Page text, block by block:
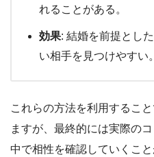
れることがある。
効果: 結婚を前提とし
い相手を見つけやすい。
これらの方法を利用するこ
ますが、最終的には実際の
中で相性を確認していくこと